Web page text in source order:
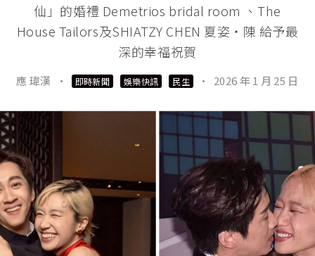
仙」的婚禮 Demetrios bridal room 、The
House Tailors及SHIATZY CHEN 夏姿・陳 給予最
深的幸福祝賀
應 瑋漢 · 即時新聞 娛樂快訊 民生 · 2026 年 1 月 25 日